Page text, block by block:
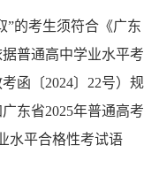
”的考生须符合《广东
普通高中学业水平考
函〔2024〕22号）规
东省2025年普通高考
水平合格性考试语